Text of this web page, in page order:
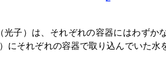
子）は、それぞれの容器にはわずか
にそれぞれの容器で取り込んでいた水